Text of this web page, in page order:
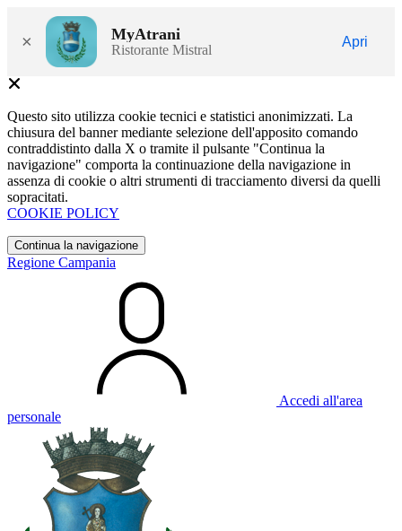
× MyAtrani
Ristorante Mistral
Apri
Questo sito utilizza cookie tecnici e statistici anonimizzati. La
chiusura del banner mediante selezione dell'apposito comando
contraddistinto dalla X o tramite il pulsante "Continua la
navigazione" comporta la continuazione della navigazione in
assenza di cookie o altri strumenti di tracciamento diversi da quelli
sopracitati.
COOKIE POLICY
Continua la navigazione
Regione Campania
Accedi all'area
personale